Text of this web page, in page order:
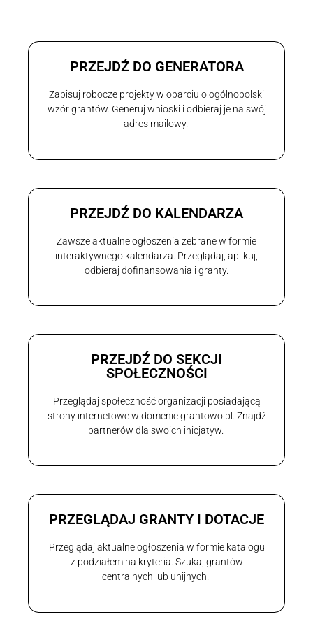
PRZEJDŹ DO GENERATORA
Zapisuj robocze projekty w oparciu o ogólnopolski
wzór grantów. Generuj wnioski i odbieraj je na swój
adres mailowy.
PRZEJDŹ DO KALENDARZA
Zawsze aktualne ogłoszenia zebrane w formie
interaktywnego kalendarza. Przeglądaj, aplikuj,
odbieraj dofinansowania i granty.
PRZEJDŹ DO SEKCJI
SPOŁECZNOŚCI
Przeglądaj społeczność organizacji posiadającą
strony internetowe w domenie grantowo.pl. Znajdź
partnerów dla swoich inicjatyw.
PRZEGLĄDAJ GRANTY I DOTACJE
Przeglądaj aktualne ogłoszenia w formie katalogu
z podziałem na kryteria. Szukaj grantów
centralnych lub unijnych.